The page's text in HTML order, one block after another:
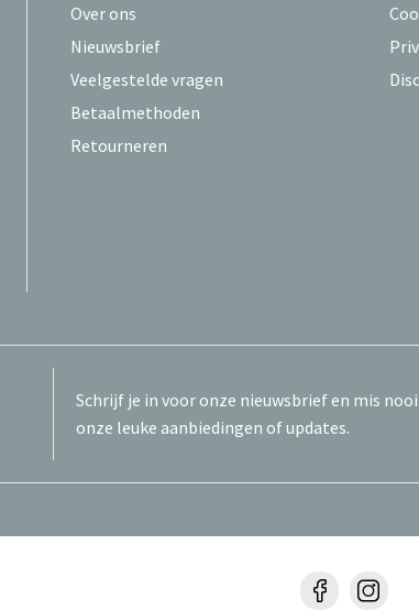
Over ons
Nieuwsbrief
Veelgestelde vragen
Betaalmethoden
Retourneren
Schrijf je in voor onze nieuwsbrief en mis
onze leuke aanbiedingen of updates.